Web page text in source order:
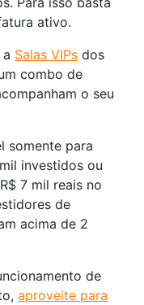
ativo.
Salas VIPs dos
combo de
o seu
somente para
investidos ou
7 mil reais no
de
acima de 2
de
aproveite para